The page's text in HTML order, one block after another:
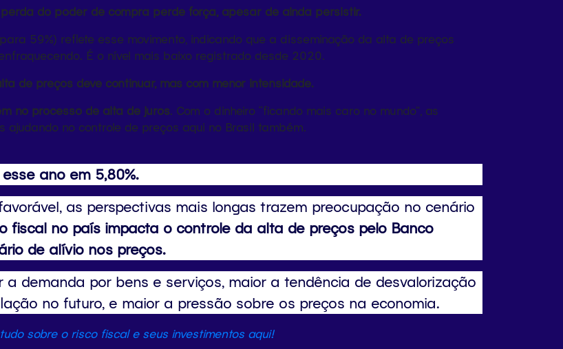
do poder de compra perde força, apesar de ainda persistir.
59%) reflete esse movimento, indicando que a disseminação da alta de preços
É o nível mais baixo registrado desde 2020.
de preços deve continuar, mas com menor intensidade.
no processo de alta de juros. Com o dinheiro “ficando mais caro no mundo”, as
no controle de preços aqui no Brasil também.
ano em 5,80%.
as perspectivas mais longas trazem preocupação no cenário
fiscal no país impacta o controle da alta de preços pelo Banco
de alívio nos preços.
demanda por bens e serviços, maior a tendência de desvalorização
no futuro, e maior a pressão sobre os preços na economia.
sobre o risco fiscal e seus investimentos aqui!